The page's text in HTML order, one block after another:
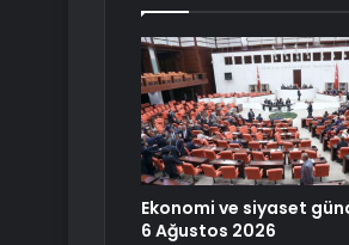
Ekonomi ve siyaset
6 Ağustos 2026